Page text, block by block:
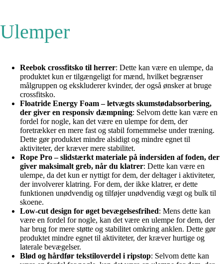
Ulemper
Reebok crossfitsko til herrer: Dette kan være en ulempe, da
produktet kun er tilgængeligt for mænd, hvilket begrænser
målgruppen og ekskluderer kvinder, der også ønsker at bruge
crossfitsko.
Floatride Energy Foam – letvægts skumstødabsorbering,
der giver en responsiv dæmpning: Selvom dette kan være en
fordel for nogle, kan det være en ulempe for dem, der
foretrækker en mere fast og stabil fornemmelse under træning.
Dette gør produktet mindre alsidigt og mindre egnet til
aktiviteter, der kræver mere stabilitet.
Rope Pro – slidstærkt materiale på indersiden af foden, der
giver maksimalt greb, når du klatrer: Dette kan være en
ulempe, da det kun er nyttigt for dem, der deltager i aktiviteter,
der involverer klatring. For dem, der ikke klatrer, er dette
funktionen unødvendig og tilføjer unødvendig vægt og bulk til
skoene.
Low-cut design for øget bevægelsesfrihed: Mens dette kan
være en fordel for nogle, kan det være en ulempe for dem, der
har brug for mere støtte og stabilitet omkring anklen. Dette gør
produktet mindre egnet til aktiviteter, der kræver hurtige og
laterale bevægelser.
Blød og hårdfør tekstiloverdel i ripstop: Selvom dette kan